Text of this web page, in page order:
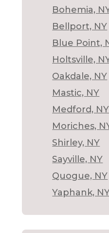
Bohemia,
Bellport, NY
Blue Point,
Holtsville,
Oakdale, NY
Mastic, NY
Medford, NY
Moriches,
Shirley, NY
Sayville, NY
Quogue, NY
Yaphank,